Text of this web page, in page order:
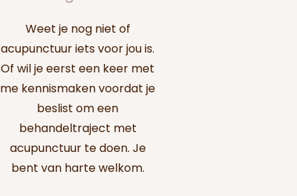
Weet je nog niet of
acupunctuur iets voor jou is.
Of wil je eerst een keer met
me kennismaken voordat je
beslist om een
behandeltraject met
acupunctuur te doen. Je
bent van harte welkom.